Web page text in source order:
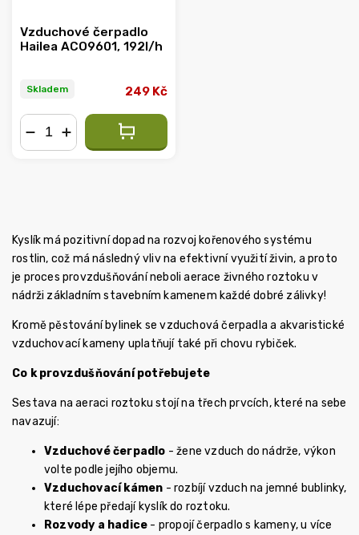
Vzduchové čerpadlo
Hailea ACO9601, 192l/h
Skladem 249 Kč
Kyslík má pozitivní dopad na rozvoj kořenového systému
rostlin, což má následný vliv na efektivní využití živin, a proto
je proces provzdušňování neboli aerace živného roztoku v
nádrži základním stavebním kamenem každé dobré zálivky!
Kromě pěstování bylinek se vzduchová čerpadla a akvaristické
vzduchovací kameny uplatňují také při chovu rybiček.
Co k provzdušňování potřebujete
Sestava na aeraci roztoku stojí na třech prvcích, které na sebe
navazují:
Vzduchové čerpadlo - žene vzduch do nádrže, výkon
volte podle jejího objemu.
Vzduchovací kámen - rozbíjí vzduch na jemné bublinky,
které lépe předají kyslík do roztoku.
Rozvody a hadice - propojí čerpadlo s kameny, u více